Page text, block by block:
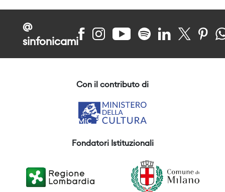
@
sinfonicami
Con il contributo di
Fondatori Istituzionali